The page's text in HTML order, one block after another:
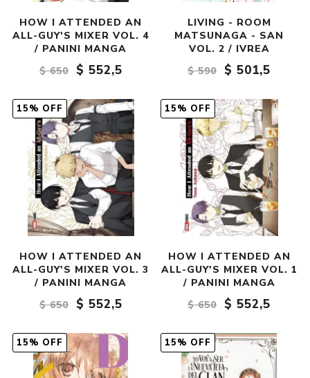
HOW I ATTENDED AN
ALL-GUY'S MIXER VOL. 4
/ PANINI MANGA
$ 650
$ 552,5
LIVING - ROOM
MATSUNAGA - SAN
VOL. 2 / IVREA
$ 590
$ 501,5
15% OFF
HOW I ATTENDED AN
ALL-GUY'S MIXER VOL. 3
/ PANINI MANGA
$ 650
$ 552,5
15% OFF
HOW I ATTENDED AN
ALL-GUY'S MIXER VOL. 1
/ PANINI MANGA
$ 650
$ 552,5
15% OFF 15% OFF